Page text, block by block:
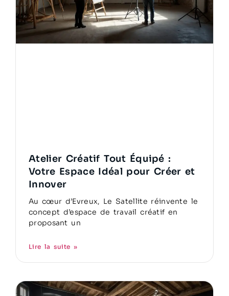
Atelier Créatif Tout Équipé :
Votre Espace Idéal pour Créer et
Innover
Au cœur d’Evreux, Le Satellite réinvente le
concept d’espace de travail créatif en
proposant un
Lire la suite »